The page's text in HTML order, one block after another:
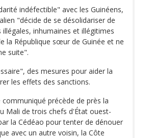
indéfectible" avec les Guinéens,
"décide de se désolidariser de
inhumaines et illégitimes
la République sœur de Guinée et ne
suite".
des mesures pour aider la
les effets des sanctions.
précède de près la
Mali de trois chefs d'État ouest-
la Cédéao pour tenter de dénouer
avec un autre voisin, la Côte